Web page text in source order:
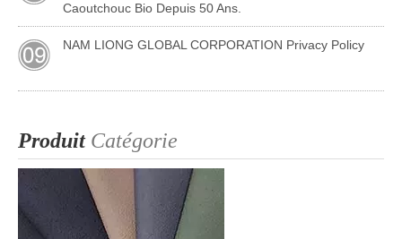
Caoutchouc Bio Depuis 50 Ans.
NAM LIONG GLOBAL CORPORATION Privacy Policy
ProduitCatégorie